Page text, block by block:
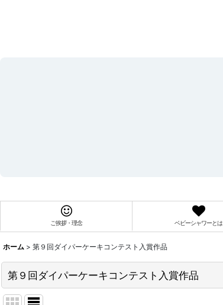
ご挨拶・理念 ベビーシャワーとは
ホーム > 第９回ダイパーケーキコンテスト入賞作品
第９回ダイパーケーキコンテスト入賞作品